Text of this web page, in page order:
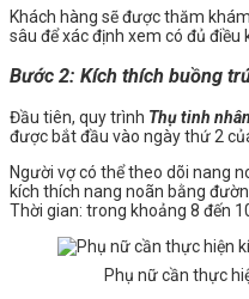
Khách hàng sẽ được thăm
sâu để xác định xem có đủ điều
Bước 2: Kích thích buồng
Đầu tiên, quy trình Thụ tinh
được bắt đầu vào ngày thứ 2
Người vợ có thể theo dõi nang
kích thích nang noãn bằng
Thời gian: trong khoảng 8 đến
Phụ nữ cần thực